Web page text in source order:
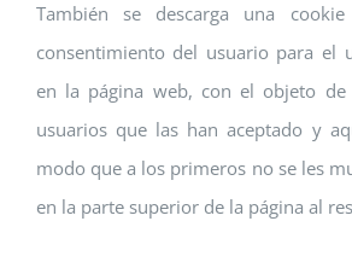
También se descarga una
consentimiento del usuario para el
en la página web, con el objeto de
usuarios que las han aceptado y
modo que a los primeros no se les
en la parte superior de la página al